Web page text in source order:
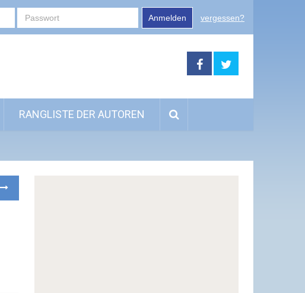
Anmelden vergessen?
RANGLISTE DER AUTOREN